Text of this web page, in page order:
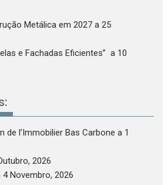
Metálica em 2027 a 25
e Fachadas Eficientes” a 10
de l’Immobilier Bas Carbone a 1
2026
4 Novembro, 2026